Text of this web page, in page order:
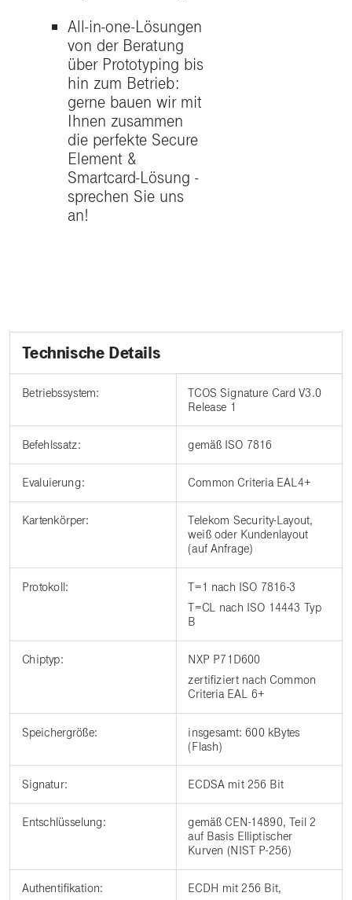
All-in-one-Lösungen
von der Beratung
über Prototyping bis
hin zum Betrieb:
gerne bauen wir mit
Ihnen zusammen
die perfekte Secure
Element &
Smartcard-Lösung -
sprechen Sie uns
an!
Technische Details
Betriebssystem:
TCOS Signature Card V3.0
Release 1
Befehlssatz: gemäß ISO 7816
Evaluierung: Common Criteria EAL4+
Kartenkörper:
Telekom Security-Layout,
weiß oder Kundenlayout
(auf Anfrage)
Protokoll: T=1 nach ISO 7816-3
T=CL nach ISO 14443 Typ
B
Chiptyp:
NXP P71D600
zertifiziert nach Common
Criteria EAL 6+
Speichergröße:
insgesamt: 600 kBytes
(Flash)
Signatur: ECDSA mit 256 Bit
Entschlüsselung:
gemäß CEN-14890, Teil 2
auf Basis Elliptischer
Kurven (NIST P-256)
Authentifikation:
ECDH mit 256 Bit,